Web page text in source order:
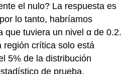
el nulo? La respuesta es
lo tanto, habríamos
que tuviera un nivel α de 0.2.
región crítica solo está
5% de la distribución
de prueba.